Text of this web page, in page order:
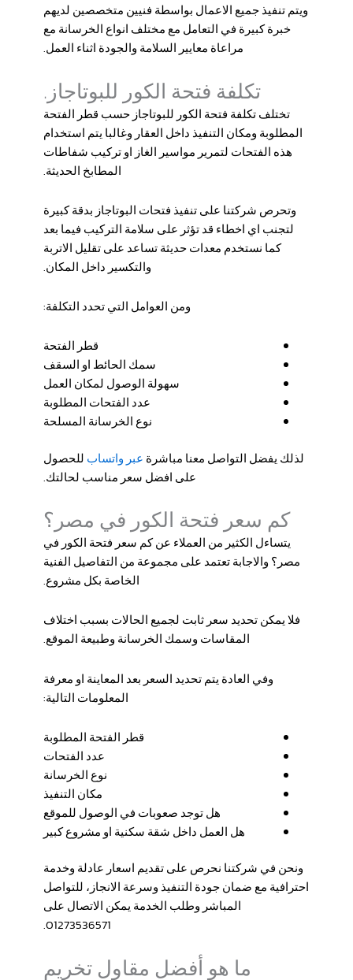
ويتم تنفيذ جميع الاعمال بواسطة فنيين متخصصين لديهم
خبرة كبيرة في التعامل مع مختلف انواع الخرسانة مع
مراعاة معايير السلامة والجودة اثناء العمل.
تكلفة فتحة الكور للبوتاجاز.
تختلف تكلفة فتحة الكور للبوتاجاز حسب قطر الفتحة
المطلوبة ومكان التنفيذ داخل العقار وغالبا يتم استخدام
هذه الفتحات لتمرير مواسير الغاز او تركيب شفاطات
المطابخ الحديثة.
وتحرص شركتنا على تنفيذ فتحات البوتاجاز بدقة كبيرة
لتجنب اي اخطاء قد تؤثر على سلامة التركيب فيما بعد
كما نستخدم معدات حديثة تساعد على تقليل الاتربة
والتكسير داخل المكان.
ومن العوامل التي تحدد التكلفة:
قطر الفتحة
سمك الحائط او السقف
سهولة الوصول لمكان العمل
عدد الفتحات المطلوبة
نوع الخرسانة المسلحة
لذلك يفضل التواصل معنا مباشرة عبر واتساب للحصول
على افضل سعر مناسب لحالتك.
كم سعر فتحة الكور في مصر؟
يتساءل الكثير من العملاء عن كم سعر فتحة الكور في
مصر؟ والاجابة تعتمد على مجموعة من التفاصيل الفنية
الخاصة بكل مشروع.
فلا يمكن تحديد سعر ثابت لجميع الحالات بسبب اختلاف
المقاسات وسمك الخرسانة وطبيعة الموقع.
وفي العادة يتم تحديد السعر بعد المعاينة او معرفة
المعلومات التالية:
قطر الفتحة المطلوبة
عدد الفتحات
نوع الخرسانة
مكان التنفيذ
هل توجد صعوبات في الوصول للموقع
هل العمل داخل شقة سكنية او مشروع كبير
ونحن في شركتنا نحرص على تقديم اسعار عادلة وخدمة
احترافية مع ضمان جودة التنفيذ وسرعة الانجاز، للتواصل
المباشر وطلب الخدمة يمكن الاتصال على
01273536571.
ما هو أفضل مقاول تخريم